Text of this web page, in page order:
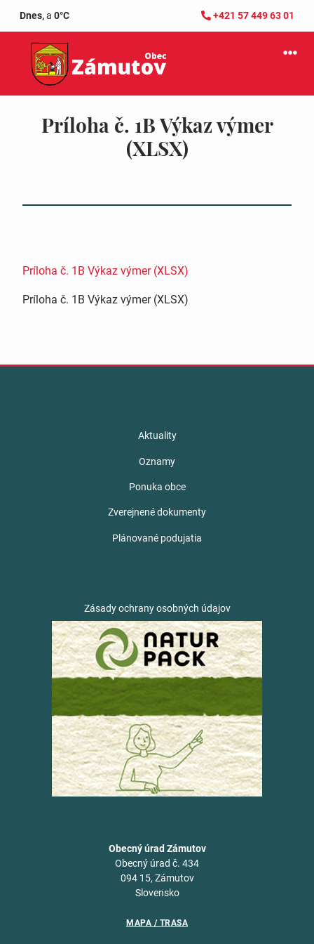
Dnes,a 0°C +421 57 449 63 01
Príloha č. 1B Výkaz výmer
(XLSX)
Príloha č. 1B Výkaz výmer (XLSX)
Príloha č. 1B Výkaz výmer (XLSX)
Aktuality
Oznamy
Ponuka obce
Zverejnené dokumenty
Plánované podujatia
Zásady ochrany osobných údajov
Obecný úrad Zámutov
Obecný úrad č. 434
094 15, Zámutov
Slovensko
MAPA / TRASA